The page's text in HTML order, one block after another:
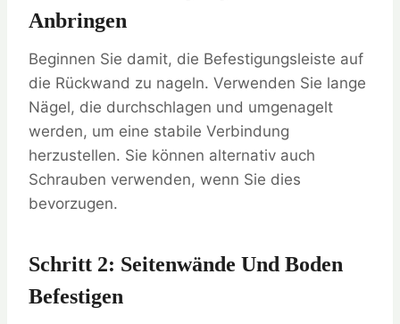
Anbringen
Beginnen Sie damit, die Befestigungsleiste auf
die Rückwand zu nageln. Verwenden Sie lange
Nägel, die durchschlagen und umgenagelt
werden, um eine stabile Verbindung
herzustellen. Sie können alternativ auch
Schrauben verwenden, wenn Sie dies
bevorzugen.
Schritt 2: Seitenwände Und Boden
Befestigen